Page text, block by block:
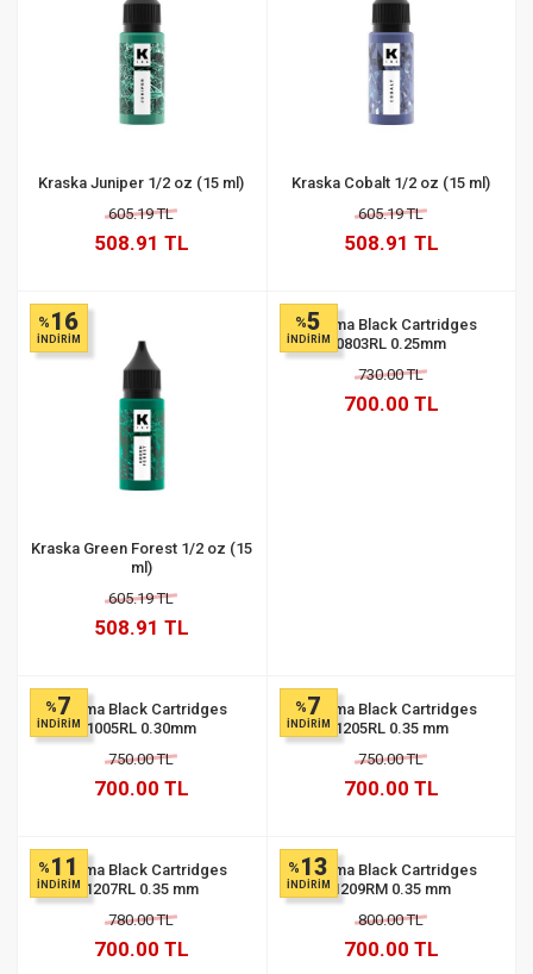
Kraska Juniper 1/2 oz (15 ml)
605.19 TL
508.91 TL
Kraska Cobalt 1/2 oz (15 ml)
605.19 TL
508.91 TL
% 16
İNDİRİM
Kraska Green Forest 1/2 oz (15
ml)
605.19 TL
508.91 TL
%5
İNDİRİM
Stigma Black Cartridges
0803RL 0.25mm
730.00 TL
700.00 TL
%7
İNDİRİM
Stigma Black Cartridges
1005RL 0.30mm
750.00 TL
700.00 TL
%7
İNDİRİM
Stigma Black Cartridges
1205RL 0.35 mm
750.00 TL
700.00 TL
% 11
İNDİRİM
Stigma Black Cartridges
1207RL 0.35 mm
780.00 TL
700.00 TL
% 13
İNDİRİM
Stigma Black Cartridges
1209RM 0.35 mm
800.00 TL
700.00 TL